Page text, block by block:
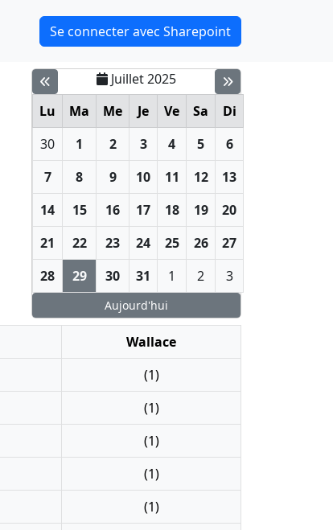
Se connecter avec Sharepoint
Juillet 2025
Lu
Ma Me Je Ve Sa
Di
30
1 2 3 4 5
6
7
8 9 10 11 12
13
14
15 16 17 18 19
20
21
22 23 24 25 26
27
28
29 30 31 1 2 3
Aujourd'hui
Wallace
(1)
(1)
(1)
(1)
(1)